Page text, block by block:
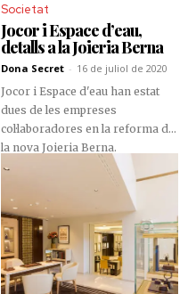
Societat
Jocor i Espace d’eau,
detalls a la Joieria Berna
Dona Secret - 16 de juliol de 2020
Jocor i Espace d'eau han estat
dues de les empreses
col·laboradores en la reforma de
la nova Joieria Berna.
Descobreix el que han aportat.